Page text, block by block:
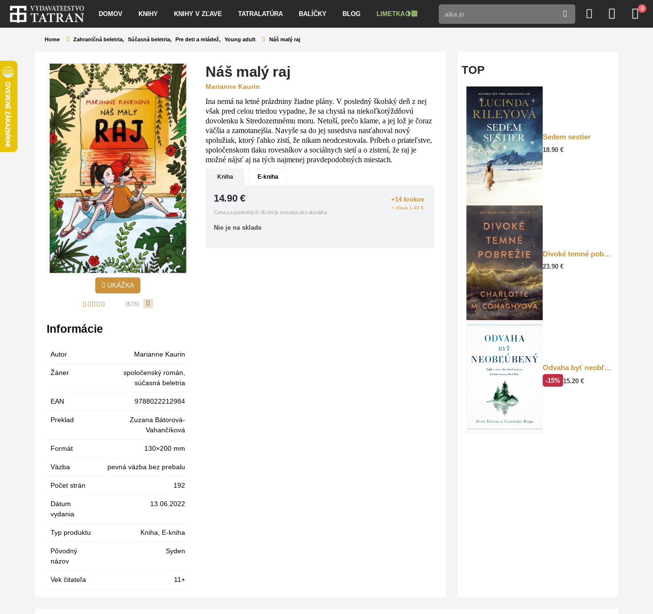
DOMOV KNIHY KNIHY V ZĽAVE TATRALATÚRA BALÍČKY BLOG LIMETKA🍋‍🟩
0
Home Zahraničná beletria, Súčasná beletria, Pre deti a mládež, Young adult Náš malý raj
UKÁŽKA
(676)
Informácie
Autor Marianne Kaurin
Žáner spoločenský román
súčasná beletria
EAN 9788022212984
Preklad
Zuzana Bátorová-
Vahančíková
Formát 130×200 mm
Väzba pevná väzba bez prebalu
Počet strán 192
Dátum
vydania
13.06.2022
Typ produktu Kniha, E-kniha
Pôvodný
názov
Syden
Vek čitateľa 11+
Náš malý raj
Marianne Kaurin
Ina nemá na letné prázdniny žiadne plány. V posledný školský deň z nej
však pred celou triedou vypadne, že sa chystá na niekoľkotýždňovú
dovolenku k Stredozemnému moru. Netuší, prečo klame, a jej lož je čoraz
väčšia a zamotanejšia. Navyše sa do jej susedstva nasťahoval nový
spolužiak, ktorý ľahko zistí, že nikam neodcestovala. Príbeh o priateľstve,
spoločenskom tlaku rovesníkov a sociálnych sietí a o zistení, že raj je
možné nájsť aj na tých najmenej pravdepodobných miestach.
Kniha E-kniha
+14 krokov
= zľava 1.40 €
14.90 €
Cena za posledných 30 dní je rovnaká ako aktuálna
Nie je na sklade
TOP
Sedem sestier
18.90 €
Divoké temné pobrežie
23.90 €
Odvaha byť neobľúbený
-15% 15.20 €